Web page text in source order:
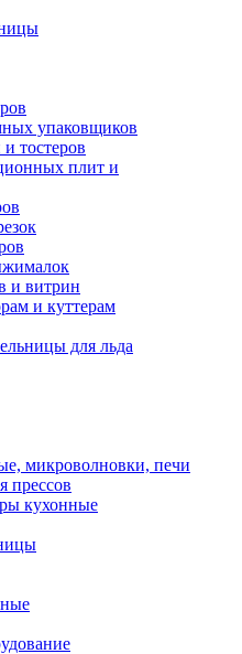
упаковщиков
тостеров
плит и
и витрин
и куттерам
для льда
микроволновки, печи
прессов
кухонные